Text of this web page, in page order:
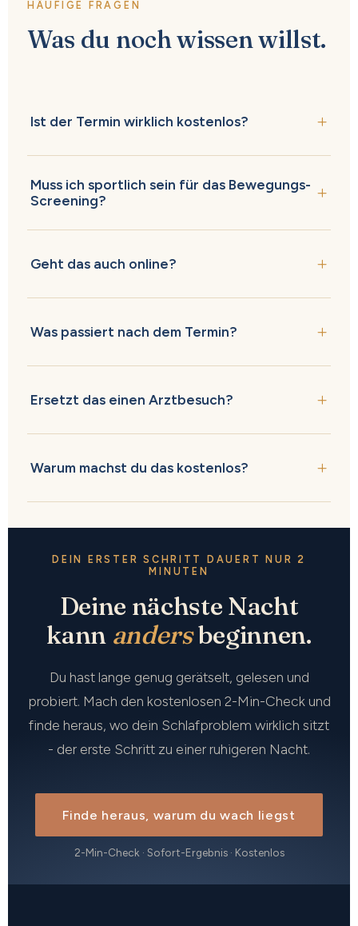
HÄUFIGE FRAGEN
Was du noch wissen willst.
Ist der Termin wirklich kostenlos?
Muss ich sportlich sein für das Bewegungs-
Screening?
Geht das auch online?
Was passiert nach dem Termin?
Ersetzt das einen Arztbesuch?
Warum machst du das kostenlos?
DEIN ERSTER SCHRITT DAUERT NUR 2
MINUTEN
Deine nächste Nacht
kann andersbeginnen.
Du hast lange genug gerätselt, gelesen und
probiert. Mach den kostenlosen 2-Min-Check und
finde heraus, wo dein Schlafproblem wirklich sitzt
- der erste Schritt zu einer ruhigeren Nacht.
Finde heraus, warum du wach liegst
2-Min-Check · Sofort-Ergebnis · Kostenlos